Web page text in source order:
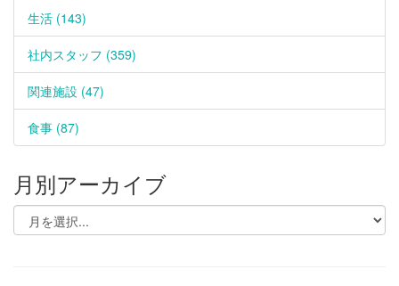
生活 (143)
社内スタッフ (359)
関連施設 (47)
食事 (87)
月別アーカイブ